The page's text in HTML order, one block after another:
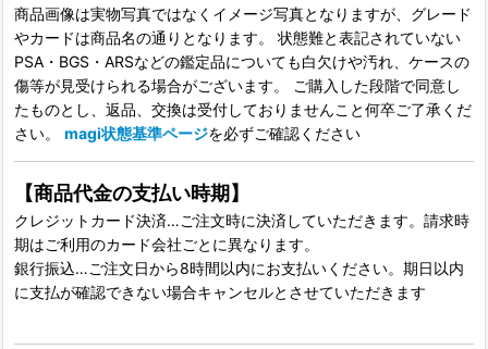
商品画像は実物写真ではなくイメージ写真となりますが、グレード
やカードは商品名の通りとなります。 状態難と表記されていない
PSA・BGS・ARSなどの鑑定品についても白欠けや汚れ、ケースの
傷等が見受けられる場合がございます。 ご購入した段階で同意し
たものとし、返品、交換は受付しておりませんこと何卒ご了承くだ
さい。 magi状態基準ページを必ずご確認ください
【商品代金の支払い時期】
クレジットカード決済…ご注文時に決済していただきます。請求時
期はご利用のカード会社ごとに異なります。
銀行振込…ご注文日から8時間以内にお支払いください。期日以内
に支払が確認できない場合キャンセルとさせていただきます